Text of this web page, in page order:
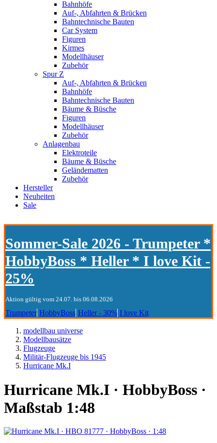
Bahnhöfe
Auf-, Abfahrten & Brücken
Bahntechnische Bauten
Car System
Figuren
Kirmes
Modellhäuser
Zubehör
Spur Z
Auf-, Abfahrten & Brücken
Bahnhöfe
Bahntechnische Bauten
Bäume & Büsche
Figuren
Modellhäuser
Zubehör
Anlagenbau
Elektroteile
Bäume & Büsche
Geländematten
Zubehör
Hersteller
Neuheiten
Sale
Sommer-Sale 2026 - Trumpeter *
HobbyBoss * Heller * I love Kit -
25%
Aktion gültig vom 24.07. bis 06.08.2026
Trumpeter HobbyBoss Heller - 30% I love Kit
modellbau universe
Modellbausätze
Flugzeuge
Militär-Flugzeuge bis 1945
Hurricane Mk.I
Hurricane Mk.I · HobbyBoss ·
Maßstab 1:48